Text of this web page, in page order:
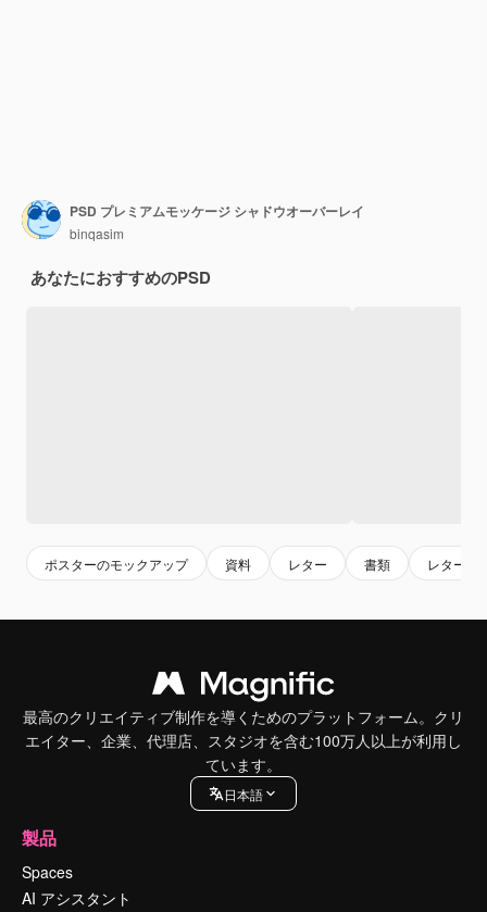
PSD プレミアムモッケージ シャドウオーバーレイ
binqasim
あなたにおすすめのPSD
ポスターのモックアップ 資料 レター 書類 レターヘ
最高のクリエイティブ制作を導くためのプラットフォーム。クリ
エイター、企業、代理店、スタジオを含む100万人以上が利用し
ています。
日本語
製品
Spaces
AI アシスタント